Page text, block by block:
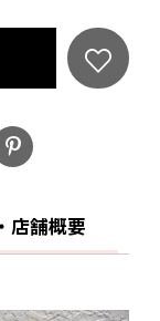
店舗概要